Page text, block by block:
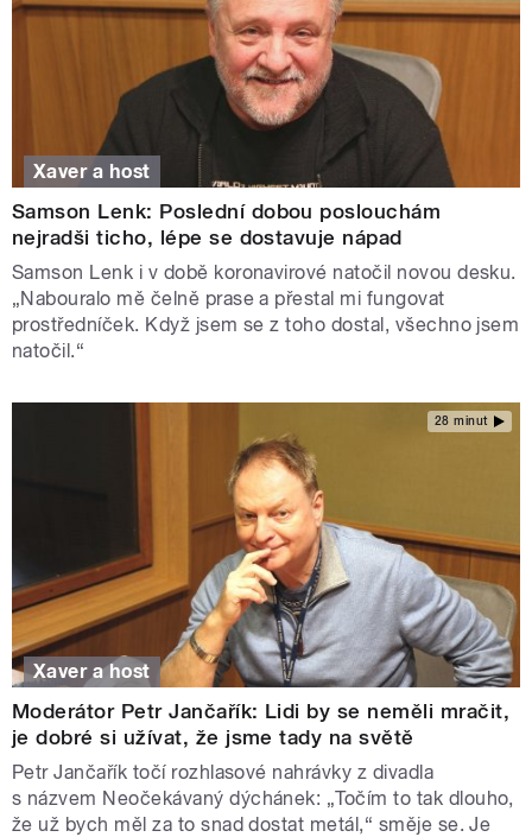
Xaver a host
Samson Lenk: Poslední dobou poslouchám
nejradši ticho, lépe se dostavuje nápad
Samson Lenk i v době koronavirové natočil novou desku.
„Nabouralo mě čelně prase a přestal mi fungovat
prostředníček. Když jsem se z toho dostal, všechno jsem
natočil.“
28 minut
Xaver a host
Moderátor Petr Jančařík: Lidi by se neměli mračit,
je dobré si užívat, že jsme tady na světě
Petr Jančařík točí rozhlasové nahrávky z divadla
s názvem Neočekávaný dýchánek: „Točím to tak dlouho,
že už bych měl za to snad dostat metál,“ směje se. Je